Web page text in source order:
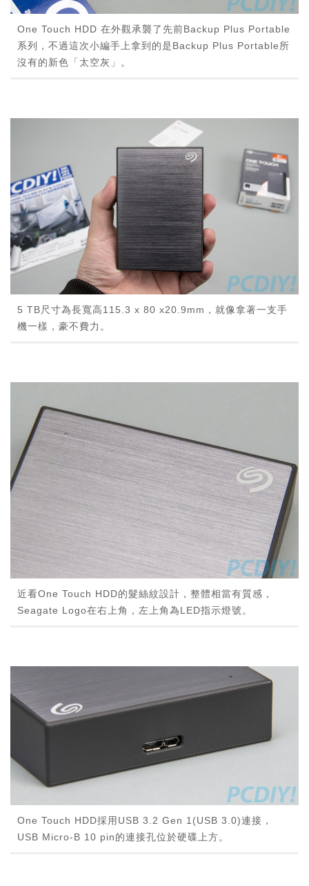
One Touch HDD 在外觀承襲了先前Backup Plus Portable
系列，不過這次小編手上拿到的是Backup Plus Portable所
沒有的新色「太空灰」。
5 TB尺寸為長寬高115.3 x 80 x20.9mm，就像拿著一支手
機一樣，豪不費力。
近看One Touch HDD的髮絲紋設計，整體相當有質感，
Seagate Logo在右上角，左上角為LED指示燈號。
One Touch HDD採用USB 3.2 Gen 1(USB 3.0)連接，
USB Micro-B 10 pin的連接孔位於硬碟上方。